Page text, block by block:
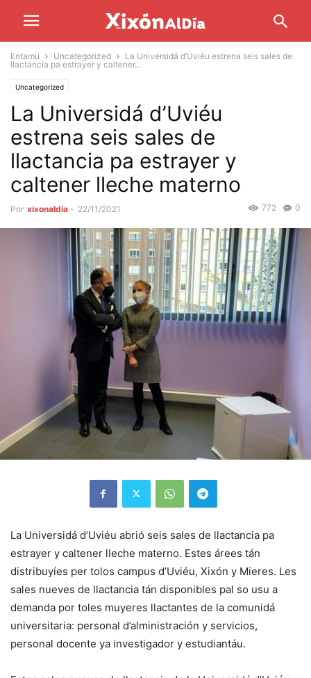
Entamu Uncategorized
La Universidá d’Uviéu estrena seis sales de
llactancia pa estrayer y caltener...
Uncategorized
La Universidá d’Uviéu
estrena seis sales de
llactancia pa estrayer y
caltener lleche materno
Por xixonaldia - 22/11/2021 0
772
La Universidá d’Uviéu abrió seis sales de llactancia pa
estrayer y caltener lleche materno. Estes árees tán
distribuyíes per tolos campus d’Uviéu, Xixón y Mieres. Les
sales nueves de llactancia tán disponibles pal so usu a
demanda por toles muyeres llactantes de la comunidá
universitaria: personal d’alministración y servicios,
personal docente ya investigador y estudiantáu.